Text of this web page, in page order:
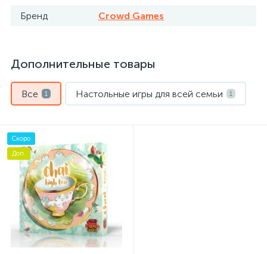
Бренд
Crowd Games
Дополнительные товары
Все 1 Настольные игры для всей семьи 1
Скоро
Доп.